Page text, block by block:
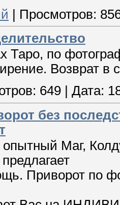
| Просмотров:
Таро, по
Возврат в
649 Дата:
без
Маг,
Приворот по